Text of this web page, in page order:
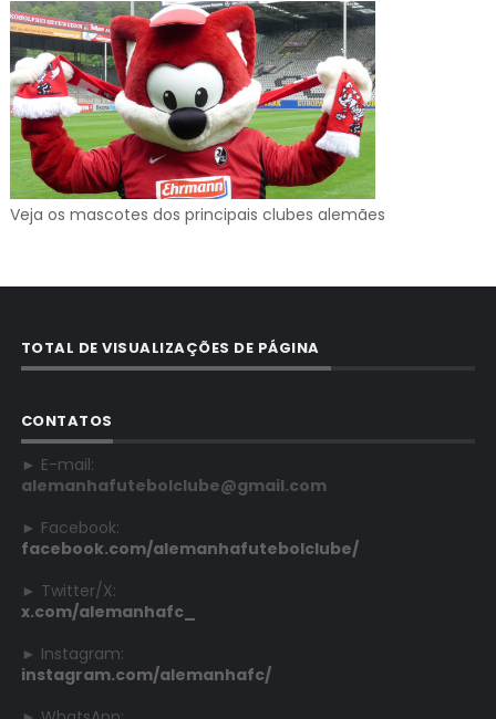
Veja os mascotes dos principais clubes alemães
TOTAL DE VISUALIZAÇÕES DE PÁGINA
CONTATOS
► E-mail:
alemanhafutebolclube@gmail.com
► Facebook:
facebook.com/alemanhafutebolclube/
► Twitter/X:
x.com/alemanhafc_
► Instagram:
instagram.com/alemanhafc/